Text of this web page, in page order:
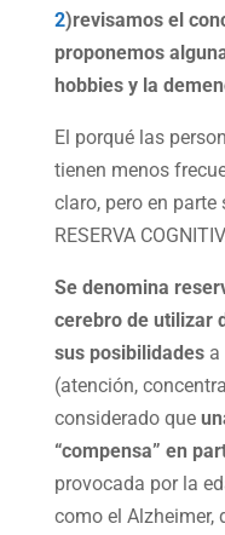
2)revisamos el
proponemos
hobbies y la
El porqué las
tienen menos
claro, pero en
RESERVA
Se denomina
cerebro de utilizar
sus posibilidades a
(atención,
considerado que
“compensa” en
provocada por la
como el Alzheimer,